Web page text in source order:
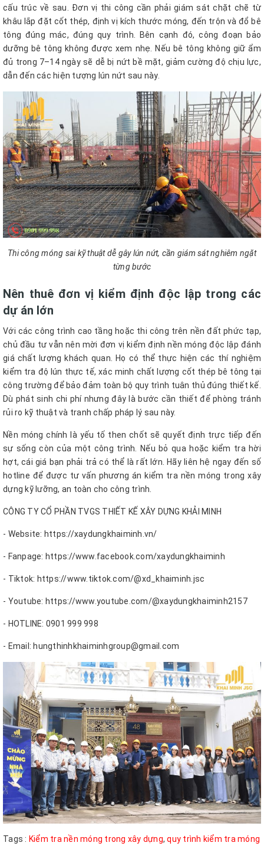
cấu trúc về sau. Đơn vị thi công cần phải giám sát chặt chẽ từ
khâu lắp đặt cốt thép, định vị kích thước móng, đến trộn và đổ bê
tông đúng mác, đúng quy trình. Bên cạnh đó, công đoạn bảo
dưỡng bê tông không được xem nhẹ. Nếu bê tông không giữ ẩm
đủ trong 7–14 ngày sẽ dễ bị nứt bề mặt, giảm cường độ chịu lực,
dẫn đến các hiện tượng lún nứt sau này.
Thi công móng sai kỹ thuật dễ gây lún nứt, cần giám sát nghiêm ngặt
từng bước
Nên thuê đơn vị kiểm định độc lập trong các
dự án lớn
Với các công trình cao tầng hoặc thi công trên nền đất phức tạp,
chủ đầu tư vẫn nên mời đơn vị kiểm định nền móng độc lập đánh
giá chất lượng khách quan. Họ có thể thực hiện các thí nghiệm
kiểm tra độ lún thực tế, xác minh chất lượng cốt thép bê tông tại
công trường để bảo đảm toàn bộ quy trình tuân thủ đúng thiết kế.
Dù phát sinh chi phí nhưng đây là bước cần thiết để phòng tránh
rủi ro kỹ thuật và tranh chấp pháp lý sau này.
Nền móng chính là yếu tố then chốt sẽ quyết định trực tiếp đến
sự sống còn của một công trình. Nếu bỏ qua hoặc kiểm tra hời
hợt, cái giá bạn phải trả có thể là rất lớn. Hãy liên hệ ngay đến số
hotline để được tư vấn phương án kiểm tra nền móng trong xây
dựng kỹ lưỡng, an toàn cho công trình.
CÔNG TY CỔ PHẦN TVGS THIẾT KẾ XÂY DỰNG KHẢI MINH
- Website: https://xaydungkhaiminh.vn/
- Fanpage: https://www.facebook.com/xaydungkhaiminh
- Tiktok: https://www.tiktok.com/@xd_khaiminh.jsc
- Youtube: https://www.youtube.com/@xaydungkhaiminh2157
- HOTLINE: 0901 999 998
- Email: hungthinhkhaiminhgroup@gmail.com
Tags : Kiểm tra nền móng trong xây dựng,quy trình kiểm tra móng